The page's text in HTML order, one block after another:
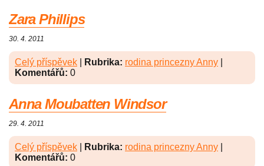
Zara Phillips
30. 4. 2011
Celý příspěvek Rubrika: rodina princezny Anny
Komentářů: 0
Anna Moubatten Windsor
29. 4. 2011
Celý příspěvek Rubrika: rodina princezny Anny
Komentářů: 0